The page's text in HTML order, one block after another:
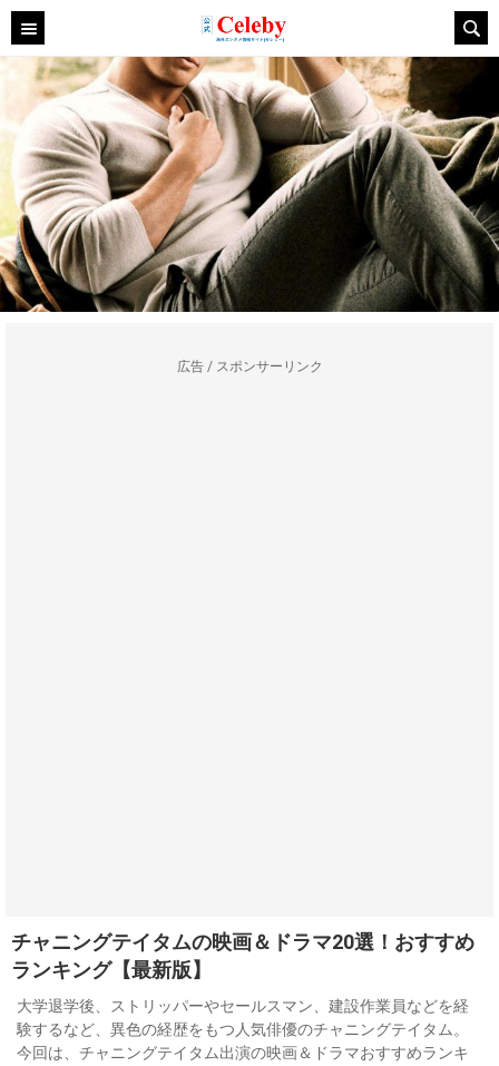
広告 / スポンサーリンク
チャニングテイタムの映画＆ドラマ20選！おすすめ
ランキング【最新版】
大学退学後、ストリッパーやセールスマン、建設作業員などを経
験するなど、異色の経歴をもつ人気俳優のチャニングテイタム。
今回は、チャニングテイタム出演の映画＆ドラマおすすめランキ